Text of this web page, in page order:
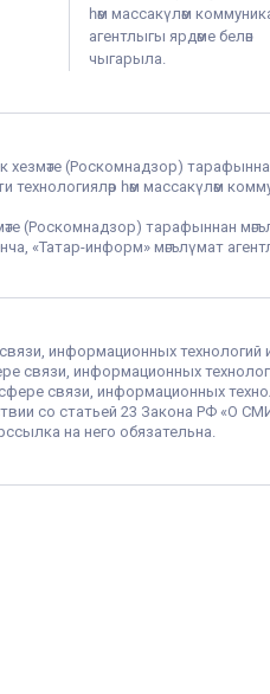
һәм массакүләм
агентлыгы ярдәме белән
чыгарыла.
хезмәте (Роскомнадзор)
һәм массакүләм
(Роскомнадзор) тарафыннан
«Татар-информ» мәгълүмат
информационных
связи, информационных
связи, информационных
со статьей 23 Закона РФ «О
на него обязательна.